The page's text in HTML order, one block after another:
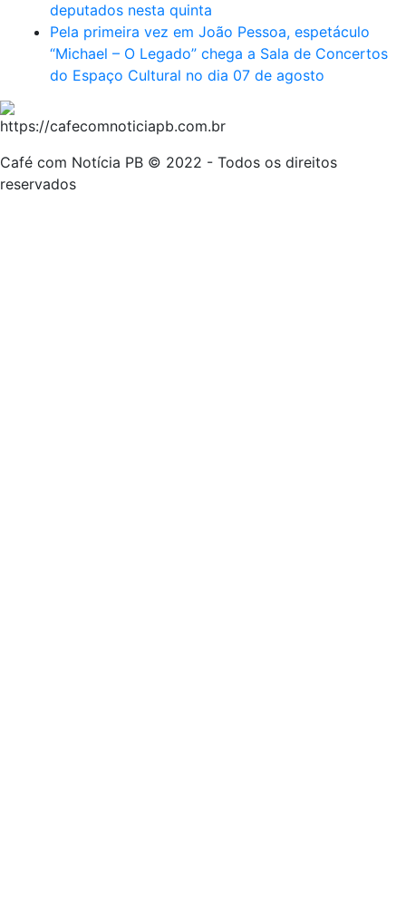
deputados nesta quinta
Pela primeira vez em João Pessoa, espetáculo
“Michael – O Legado” chega a Sala de Concertos
do Espaço Cultural no dia 07 de agosto
Café com Notícia PB © 2022 - Todos os direitos
reservados